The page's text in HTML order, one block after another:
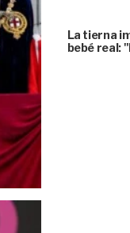
La tierna
bebé real: